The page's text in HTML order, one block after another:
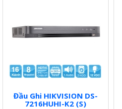
Đầu Ghi HIKVISION DS-
7216HUHI-K2 (S)